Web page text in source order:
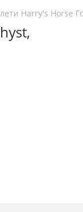
Harry's Horse